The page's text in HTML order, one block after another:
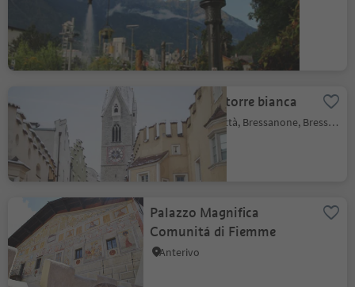
stazione ferroviaria di Tel
Parcines, Merano e dintorni
Museo nella torre bianca
Bressanone città, Bressanone, Bressanone e dintorni
Palazzo Magnifica
Comunitá di Fiemme
Anterivo